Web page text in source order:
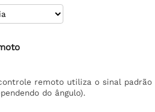
remoto utiliza o sinal padrão
do ângulo).